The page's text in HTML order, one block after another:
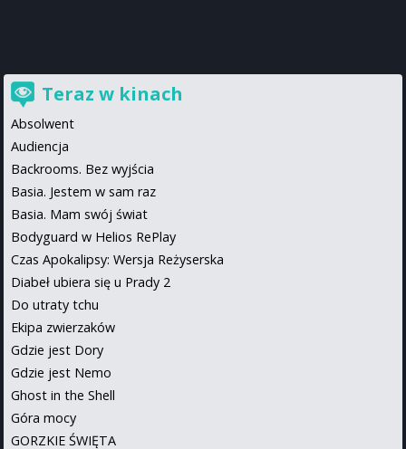
Teraz w kinach
Absolwent
Audiencja
Backrooms. Bez wyjścia
Basia. Jestem w sam raz
Basia. Mam swój świat
Bodyguard w Helios RePlay
Czas Apokalipsy: Wersja Reżyserska
Diabeł ubiera się u Prady 2
Do utraty tchu
Ekipa zwierzaków
Gdzie jest Dory
Gdzie jest Nemo
Ghost in the Shell
Góra mocy
GORZKIE ŚWIĘTA